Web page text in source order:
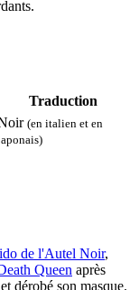
Traduction
(en italien et en
de l'Autel Noir,
Queen après
dérobé son masque.